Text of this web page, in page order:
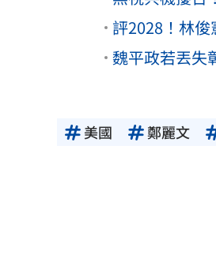
評2028！林
魏平政若丟失
美國 鄭麗文